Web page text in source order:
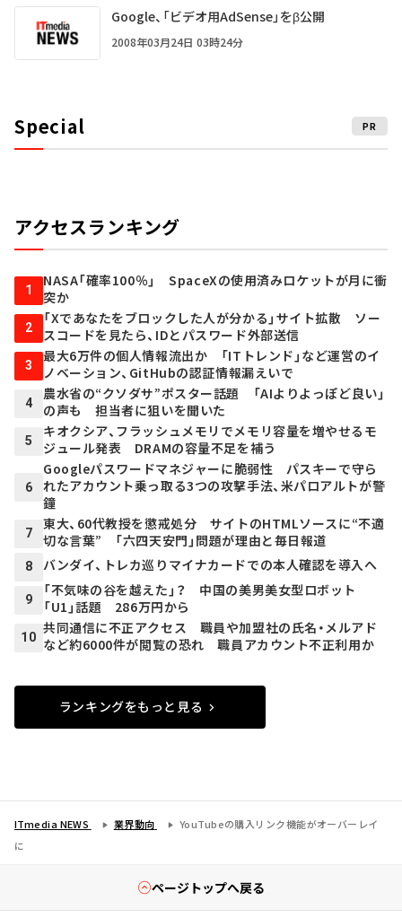
Google、「ビデオ用AdSense」をβ公開
2008年03月24日 03時24分
Special PR
アクセスランキング
1
NASA「確率100％」 SpaceXの使用済みロケットが月に衝
突か
2
「Xであなたをブロックした人が分かる」サイト拡散 ソー
スコードを見たら、IDとパスワード外部送信
3
最大6万件の個人情報流出か 「ITトレンド」など運営のイ
ノベーション、GitHubの認証情報漏えいで
4
農水省の“クソダサ”ポスター話題 「AIよりよっぽど良い」
の声も 担当者に狙いを聞いた
5
キオクシア、フラッシュメモリでメモリ容量を増やせるモ
ジュール発表 DRAMの容量不足を補う
6
Googleパスワードマネジャーに脆弱性 パスキーで守ら
れたアカウント乗っ取る3つの攻撃手法、米パロアルトが警
鐘
7
東大、60代教授を懲戒処分 サイトのHTMLソースに“不適
切な言葉” 「六四天安門」問題が理由と毎日報道
8 バンダイ、トレカ巡りマイナカードでの本人確認を導入へ
9
「不気味の谷を越えた」？ 中国の美男美女型ロボット
「U1」話題 286万円から
10
共同通信に不正アクセス 職員や加盟社の氏名・メルアド
など約6000件が閲覧の恐れ 職員アカウント不正利用か
ランキングをもっと見る
ITmedia NEWS 業界動向
YouTubeの購入リンク機能がオーバーレイ
に
ページトップへ戻る